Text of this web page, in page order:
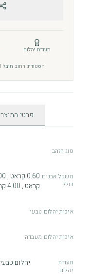
תעודת יהלום
הסטודיו: רחוב תובל 21, בית היהלום, רמת גן • 054-3975585
פרטי המוצר
סוג הזהב
משקל אבנים
כולל
קראט , 4.00 קראט
איכות יהלום טבעי
איכות יהלום מעבדה
תעודת
יהלום